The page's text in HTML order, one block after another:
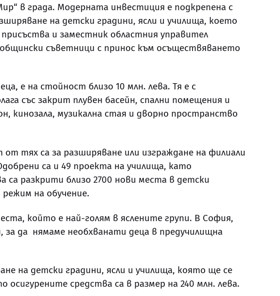
в града. Модерната инвестиция е подкрепена с
на детски градини, ясли и училища, което
и заместник областния управител
съветници с принос към осъществяването
е на стойност близо 10 млн. лева. Тя е с
със закрит плувен басейн, спални помещения и
кинозала, музикална стая и дворно пространство
тях са за разширяване или изграждане на филиали
са и 49 проекта на училища, като
разкрити близо 2700 нови места в детски
режим на обучение.
който е най-голям в яслените групи. В София,
да нямаме необхванати деца в предучилищна
на детски градини, ясли и училища, която ще се
осигурените средства са в размер на 240 млн. лева.